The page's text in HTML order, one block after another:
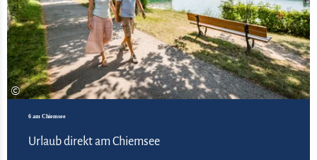
©
6 am Chiemsee
Urlaub direkt am Chiemsee